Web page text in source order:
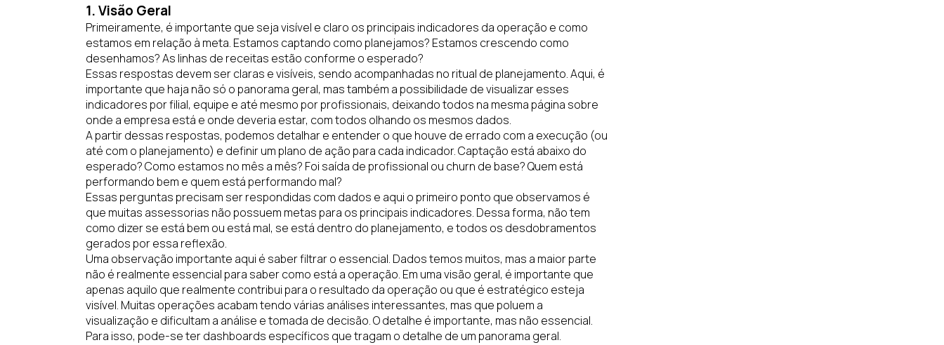
1. Visão Geral
Primeiramente, é importante que seja visível e claro os principais indicadores da operação e como
estamos em relação à meta. Estamos captando como planejamos? Estamos crescendo como
desenhamos? As linhas de receitas estão conforme o esperado?
Essas respostas devem ser claras e visíveis, sendo acompanhadas no ritual de planejamento. Aqui, é
importante que haja não só o panorama geral, mas também a possibilidade de visualizar esses
indicadores por filial, equipe e até mesmo por profissionais, deixando todos na mesma página sobre
onde a empresa está e onde deveria estar, com todos olhando os mesmos dados.
A partir dessas respostas, podemos detalhar e entender o que houve de errado com a execução (ou
até com o planejamento) e definir um plano de ação para cada indicador. Captação está abaixo do
esperado? Como estamos no mês a mês? Foi saída de profissional ou churn de base? Quem está
performando bem e quem está performando mal?
Essas perguntas precisam ser respondidas com dados e aqui o primeiro ponto que observamos é
que muitas assessorias não possuem metas para os principais indicadores. Dessa forma, não tem
como dizer se está bem ou está mal, se está dentro do planejamento, e todos os desdobramentos
gerados por essa reflexão.
Uma observação importante aqui é saber filtrar o essencial. Dados temos muitos, mas a maior parte
não é realmente essencial para saber como está a operação. Em uma visão geral, é importante que
apenas aquilo que realmente contribui para o resultado da operação ou que é estratégico esteja
visível. Muitas operações acabam tendo várias análises interessantes, mas que poluem a
visualização e dificultam a análise e tomada de decisão. O detalhe é importante, mas não essencial.
Para isso, pode-se ter dashboards específicos que tragam o detalhe de um panorama geral.